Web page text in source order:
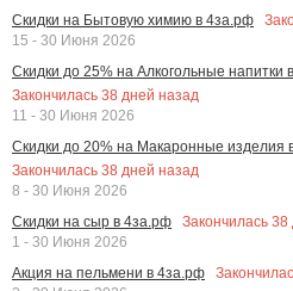
Скидки на Бытовую химию в 4за.рф
15 - 30 Июня 2026
Скидки до 25% на Алкогольные напитки
Закончилась 38 дней назад
11 - 30 Июня 2026
Скидки до 20% на Макаронные изделия
Закончилась 38 дней назад
8 - 30 Июня 2026
Скидки на сыр в 4за.рф
Закончилась 38
1 - 30 Июня 2026
Акция на пельмени в 4за.рф